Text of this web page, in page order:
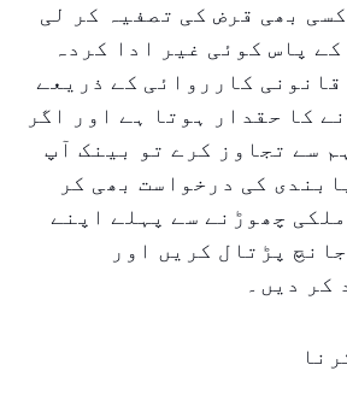
بھی قرض کی تصفیہ کر لی
پاس کوئی غیر ادا کردہ
قانونی کارروائی کے ذریعے
کا حقدار ہوتا ہے اور اگر
درہم سے تجاوز کرے تو بینک آپ
کی درخواست بھی کر
چھوڑنے سے پہلے اپنے
پڑتال کریں اور
کر دیں۔